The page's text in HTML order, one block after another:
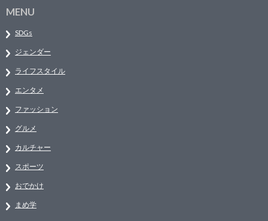
MENU
SDGs
ジェンダー
ライフスタイル
エンタメ
ファッション
グルメ
カルチャー
スポーツ
おでかけ
まめ学